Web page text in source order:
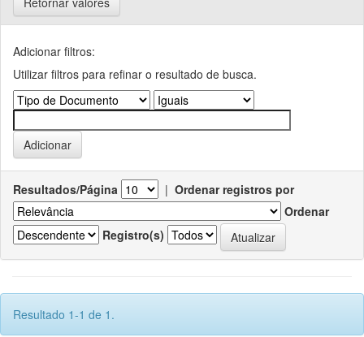
Adicionar filtros:
Utilizar filtros para refinar o resultado de busca.
Resultados/Página | Ordenar registros por
Ordenar
Registro(s)
Resultado 1-1 de 1.